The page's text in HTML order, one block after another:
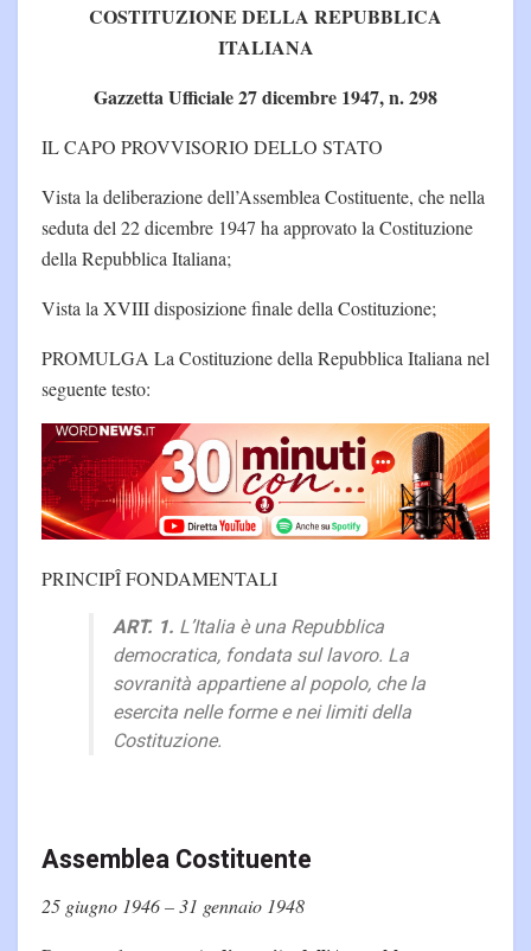
COSTITUZIONE DELLA REPUBBLICA
ITALIANA
Gazzetta Ufficiale 27 dicembre 1947, n. 298
IL CAPO PROVVISORIO DELLO STATO
Vista la deliberazione dell’Assemblea Costituente, che nella
seduta del 22 dicembre 1947 ha approvato la Costituzione
della Repubblica Italiana;
Vista la XVIII disposizione finale della Costituzione;
PROMULGA La Costituzione della Repubblica Italiana nel
seguente testo:
PRINCIPÎ FONDAMENTALI
ART. 1. L’Italia è una Repubblica
democratica, fondata sul lavoro. La
sovranità appartiene al popolo, che la
esercita nelle forme e nei limiti della
Costituzione.
Assemblea Costituente
25 giugno 1946 – 31 gennaio 1948